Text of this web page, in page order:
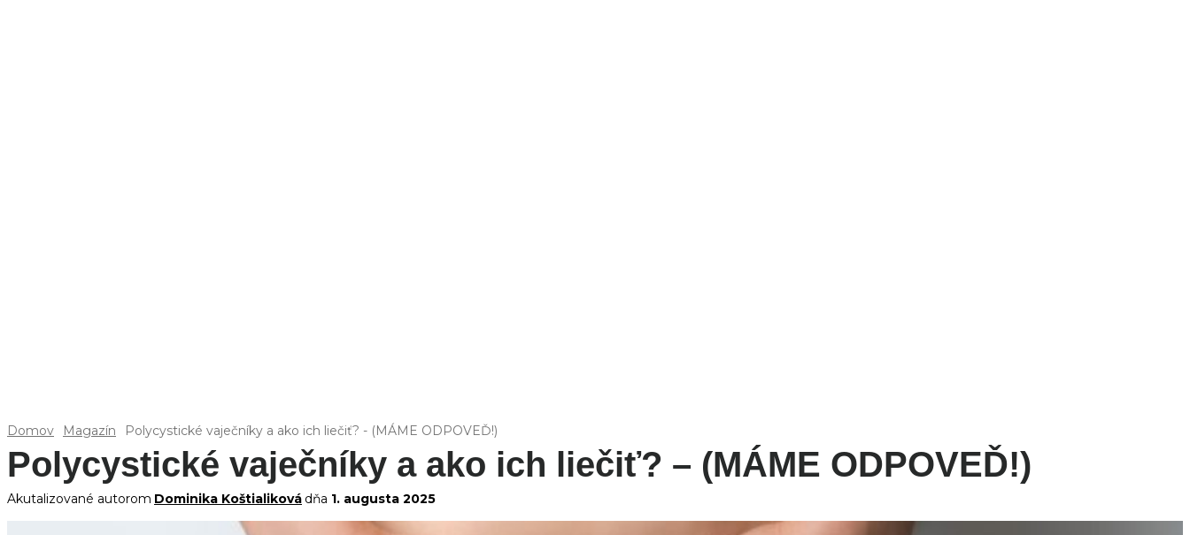
Domov Magazín Polycystické vaječníky a ako ich liečiť? - (MÁME ODPOVEĎ!)
Polycystické vaječníky a ako ich liečiť? – (MÁME ODPOVEĎ!)
Akutalizované autorom Dominika Koštialiková dňa 1. augusta 2025